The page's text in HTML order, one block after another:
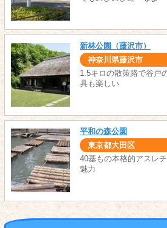
新林公園（藤沢市）
神奈川県藤沢市
1.5キロの散策路で谷戸
具も楽しい
平和の森公園
東京都大田区
40基もの本格的アスレ
魅力